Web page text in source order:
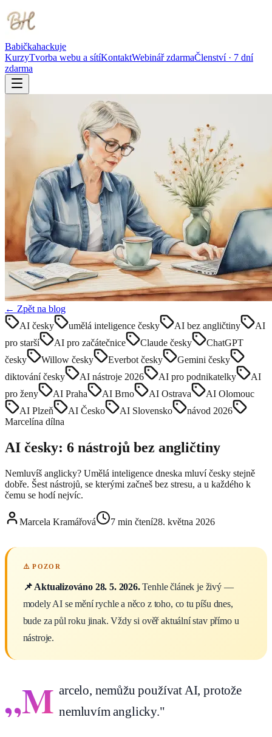
Babičkahackuje
KurzyTvorba webu a sítíKontaktWebinář zdarmaČlenství · 7 dní
zdarma
← Zpět na blog
AI česky
umělá inteligence česky AI bez angličtiny
AI
pro starší
AI pro začátečnice Claude česky
ChatGPT
česky
Willow česky Everbot česky
Gemini česky
diktování česky
AI nástroje 2026 AI pro podnikatelky
AI
pro ženy
AI Praha AI Brno AI Ostrava
AI Olomouc
AI Plzeň
AI Česko AI Slovensko
návod 2026
Marcelína dílna
AI česky: 6 nástrojů bez angličtiny
Nemluvíš anglicky? Umělá inteligence dneska mluví česky stejně
dobře. Šest nástrojů, se kterými začneš bez stresu, a u každého k
čemu se hodí nejvíc.
Marcela Kramářová 7 min čtení28. května 2026
📌 Aktualizováno 28. 5. 2026.Tenhle článek je živý —
modely AI se mění rychle a něco z toho, co tu píšu dnes,
bude za půl roku jinak. Vždy si ověř aktuální stav přímo u
nástroje.
„M arcelo, nemůžu používat AI, protože
nemluvím anglicky."